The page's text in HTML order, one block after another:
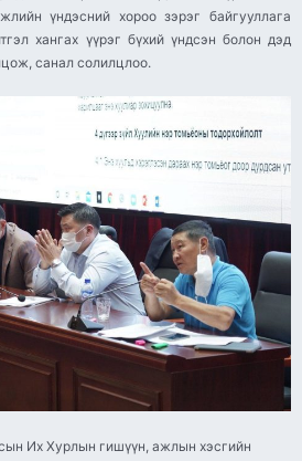
үндэсний хороо зэрэг байгууллага
хангах үүрэг бүхий үндсэн болон дэд
санал солилцлоо.
Их Хурлын гишүүн, ажлын хэсгийн